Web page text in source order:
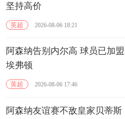
坚持高价
英超 2026-08-06 18:21
阿森纳告别内尔高 球员已加盟
埃弗顿
英超 2026-08-06 17:46
阿森纳友谊赛不敌皇家贝蒂斯